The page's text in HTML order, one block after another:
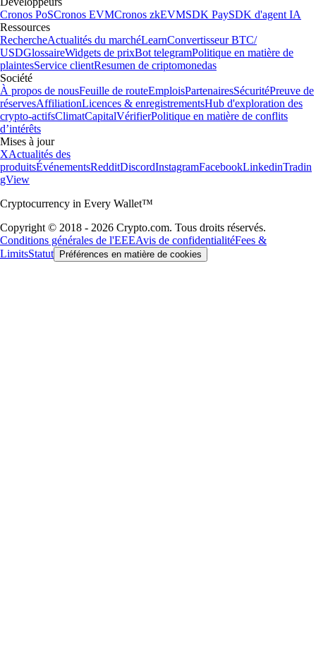
Cronos PoSCronos EVMCronos zkEVMSDK PaySDK d'agent IA
Ressources
RechercheActualités du marchéLearnConvertisseur BTC/
USDGlossaireWidgets de prixBot telegramPolitique en matière de
plaintesService clientResumen de criptomonedas
Société
À propos de nousFeuille de routeEmploisPartenairesSécuritéPreuve de
réservesAffiliationLicences & enregistrementsHub d'exploration des
crypto-actifsClimatCapitalVérifierPolitique en matière de conflits
d’intérêts
Mises à jour
XActualités des
produitsÉvénementsRedditDiscordInstagramFacebookLinkedinTradin
gView
Cryptocurrency in Every Wallet™
Copyright © 2018 - 2026 Crypto.com. Tous droits réservés.
Conditions générales de l'EEEAvis de confidentialitéFees &
LimitsStatut Préférences en matière de cookies